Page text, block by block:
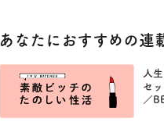
あなたにおすすめの連
人
セ
／